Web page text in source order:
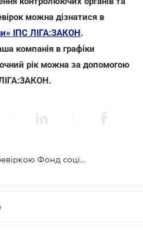
можна дізнатися в
ІПС ЛІГА:ЗАКОН.
компанія в графіки
рік можна за допомогою
До кого може прийти з перевіркою Фонд соціального страхування